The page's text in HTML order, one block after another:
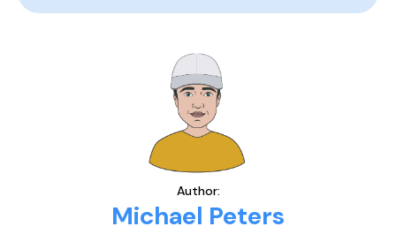
Author:
Michael Peters